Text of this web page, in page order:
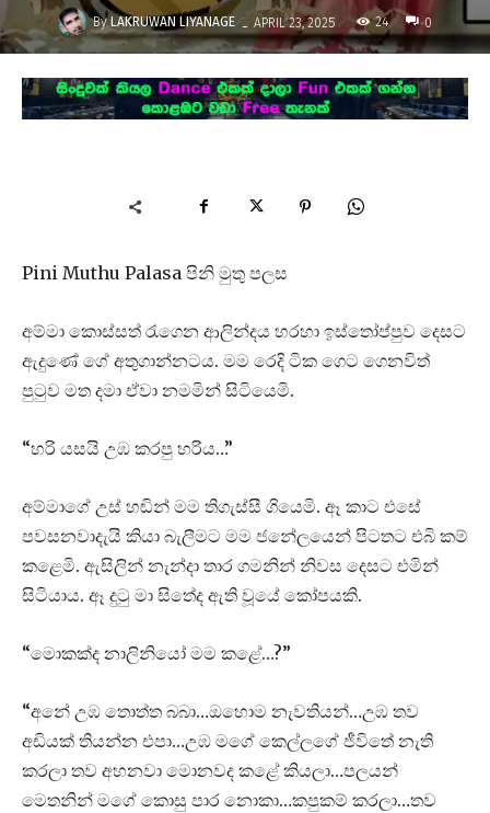
By LAKRUWAN LIYANAGE - APRIL 23, 2025 24 0
Pini Muthu Palasa පිනි මුතු පලස
අම්මා කොස්සත් රැගෙන ආලින්දය හරහා ඉස්තෝප්පුව දෙසට
ඇදුණේ ගේ අතුගාන්නටය. මම රෙදි ටික ගෙට ගෙනවිත්
පුටුව මත දමා ඒවා නමමින් සිටියෙමි.
“හරි යසයි උඹ කරපු හරිය…”
අම්මාගේ උස් හඬින් මම තිගැස්සී ගියෙමි. ඈ කාට එසේ
පවසනවාදැයි කියා බැලීමට මම ජනේලයෙන් පිටතට එබි කම්
කළෙමි. ඇසිලින් නැන්දා තාර ගමනින් නිවස දෙසට එමින්
සිටියාය. ඈ දුටු මා සිතේද ඇති වූයේ කෝපයකි.
“මොකක්ද නාලිනියෝ මම කළේ…?”
“අනේ උඹ තොත්ත බබා…ඔහොම නැවතියන්…උඹ තව
අඩියක් තියන්න එපා…උඹ මගේ කෙල්ලගේ ජීවිතේ නැති
කරලා තව අහනවා මොනවද කළේ කියලා…පලයන්
මෙතනින් මගේ කොසු පාර නොකා…කපුකම් කරලා…තව